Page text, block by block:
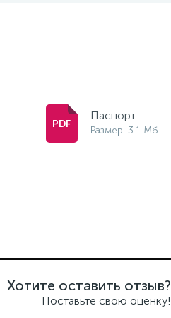
Паспорт
Размер: 3.1 Мб
Хотите оставить отзыв?
Поставьте свою оценку!